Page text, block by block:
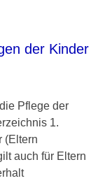
der Kinder
Pflege der
1.
(Eltern
auch für Eltern